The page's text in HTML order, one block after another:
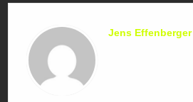
Jens Effenberger